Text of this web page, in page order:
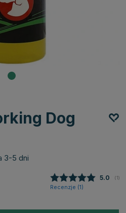
Dog
3-5 dni
5.0 (1)
Recenzje (1)